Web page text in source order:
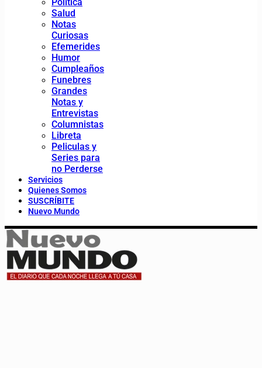
Salud
Notas
Curiosas
Efemerides
Humor
Cumpleaños
Funebres
Grandes
Notas y
Entrevistas
Columnistas
Libreta
Peliculas y
Series para
no Perderse
Servicios
Quienes Somos
SUSCRÍBITE
Nuevo Mundo